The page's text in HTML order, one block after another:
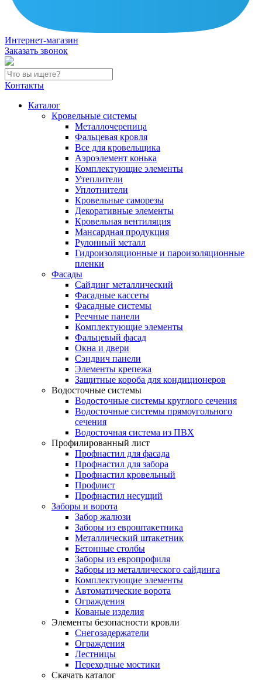
Интернет-магазин
Заказать звонок
Контакты
Каталог
Кровельные системы
Металлочерепица
Фальцевая кровля
Все для кровельщика
Аэроэлемент конька
Комплектующие элементы
Утеплители
Уплотнители
Кровельные саморезы
Декоративные элементы
Кровельная вентиляция
Мансардная продукция
Рулонный металл
Гидроизоляционные и пароизоляционные
пленки
Фасады
Сайдинг металлический
Фасадные кассеты
Фасадные системы
Реечные панели
Комплектующие элементы
Фальцевый фасад
Окна и двери
Сэндвич панели
Элементы крепежа
Защитные короба для кондиционеров
Водосточные системы
Водосточные системы круглого сечения
Водосточные системы прямоугольного
сечения
Водосточная система из ПВХ
Профилированный лист
Профнастил для фасада
Профнастил для забора
Профнастил кровельный
Профлист
Профнастил несущий
Заборы и ворота
Забор жалюзи
Заборы из евроштакетника
Металлический штакетник
Бетонные столбы
Заборы из европрофиля
Заборы из металлического сайдинга
Комплектующие элементы
Автоматические ворота
Ограждения
Кованые изделия
Элементы безопасности кровли
Снегозадержатели
Ограждения
Лестницы
Переходные мостики
Скачать каталог